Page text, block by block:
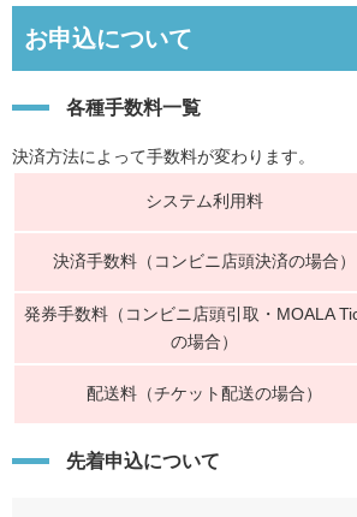
お申込について
各種手数料一覧
決済方法によって手数料が変わります。
システム利用料
決済手数料（コンビニ店頭決済の場合）
発券手数料（コンビニ店頭引取・MOALA
の場合）
配送料（チケット配送の場合）
先着申込について